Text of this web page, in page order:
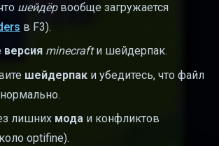
шейдёрвообще загружается
в F3).
версия minecraftи шейдерпак.
шейдерпак и убедитесь, что файл
лишних мода и конфликтов
optifine).